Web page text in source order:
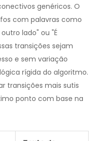
genéricos. O
com palavras como
lado" ou "É
transições sejam
e sem variação
rígida do algoritmo.
transições mais sutis
ponto com base na